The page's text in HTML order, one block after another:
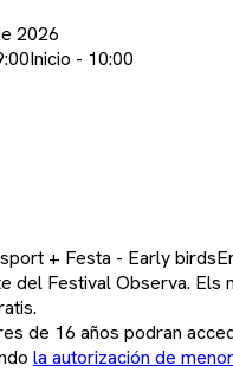
2026
Inicio - 10:00
+ Festa - Early birds
del Festival Observa. Els
de 16 años podran
la autorización de